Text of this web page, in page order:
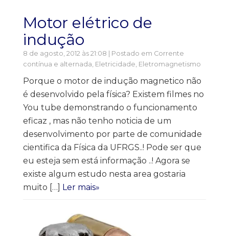
Motor elétrico de
indução
8 de agosto, 2012 às 21:08 | Postado em Corrente
contínua e alternada Eletricidade Eletromagnetismo
Porque o motor de indução magnetico não
é desenvolvido pela física? Existem filmes no
You tube demonstrando o funcionamento
eficaz , mas não tenho noticia de um
desenvolvimento por parte de comunidade
cientifica da Física da UFRGS..! Pode ser que
eu esteja sem está informação ..! Agora se
existe algum estudo nesta area gostaria
muito […] Ler mais»